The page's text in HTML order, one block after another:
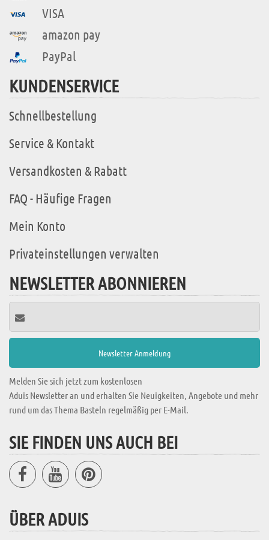
VISA
amazon pay
PayPal
KUNDENSERVICE
Schnellbestellung
Service & Kontakt
Versandkosten & Rabatt
FAQ - Häufige Fragen
Mein Konto
Privateinstellungen verwalten
NEWSLETTER ABONNIEREN
Melden Sie sich jetzt zum kostenlosen
Aduis Newsletter an und erhalten Sie Neuigkeiten, Angebote und mehr
rund um das Thema Basteln regelmäßig per E-Mail.
SIE FINDEN UNS AUCH BEI
ÜBER ADUIS